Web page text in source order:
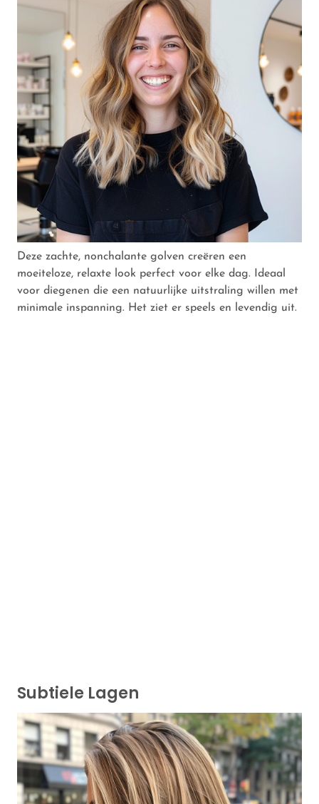
Deze zachte, nonchalante golven creëren een
moeiteloze, relaxte look perfect voor elke dag. Ideaal
voor diegenen die een natuurlijke uitstraling willen met
minimale inspanning. Het ziet er speels en levendig uit.
Subtiele Lagen